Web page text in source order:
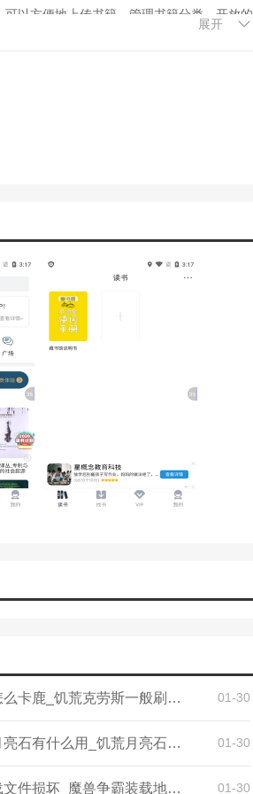
以方便地上传书籍，管理书籍分类，开放的
要阅读的书籍，并随时清空缓存，不会占用
出售或继承。
以通过标签在不同的书中找到相同的知识
起读好书，分享阅读心得；还可以加入经过
书”再到“人找人”的由书链接的社交乐趣。
智慧来帮助你选择书籍。
在这里。免费小说全集每天给你不一样的精
展开
饥荒克劳斯怎么卡鹿_饥荒克劳斯一般刷在哪里 01-30
饥荒带孔的月亮石有什么用_饥荒月亮石怎么做 01-30
魔兽世界下载文件损坏_魔兽争霸装载地图显示错误 01-30